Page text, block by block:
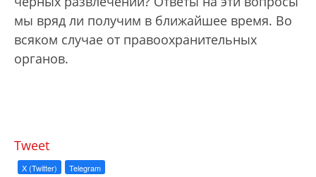
мы вряд ли получим в ближайшее время. Во
всяком случае от правоохранительных
органов.
Tweet
X (Twitter) Telegram